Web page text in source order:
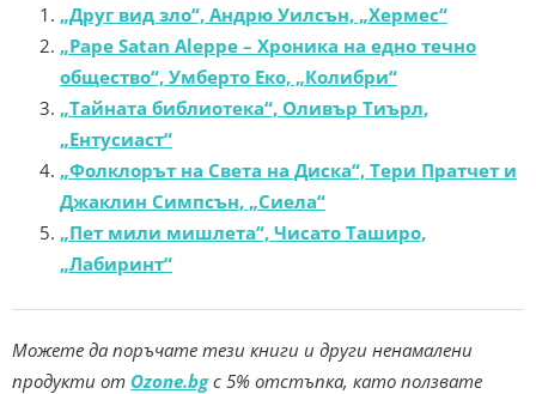
„Друг вид зло“, Андрю Уилсън, „Хермес“
„Pape Satan Aleppe – Хроника на едно течно
общество“, Умберто Еко, „Колибри“
„Тайната библиотека“, Оливър Тиърл,
„Ентусиаст“
„Фолклорът на Света на Диска“, Тери Пратчет и
Джаклин Симпсън, „Сиела“
„Пет мили мишлета“, Чисато Таширо,
„Лабиринт“
Можете да поръчате тези книги и други ненамалени
продукти от Ozone.bgс 5% отстъпка, като ползвате